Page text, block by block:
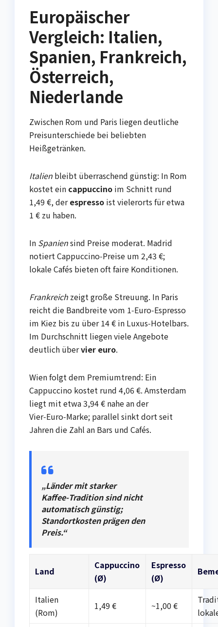
Europäischer
Vergleich: Italien,
Spanien, Frankreich,
Österreich,
Niederlande
Zwischen Rom und Paris liegen deutliche
Preisunterschiede bei beliebten
Heißgetränken.
Italien bleibt überraschend günstig: In Rom
kostet ein cappuccino im Schnitt rund
1,49 €, derespresso ist vielerorts für etwa
1 € zu haben.
In Spaniensind Preise moderat. Madrid
notiert Cappuccino‑Preise um 2,43 €;
lokale Cafés bieten oft faire Konditionen.
Frankreich zeigt große Streuung. In Paris
reicht die Bandbreite vom 1‑Euro‑Espresso
im Kiez bis zu über 14 € in Luxus‑Hotelbars.
Im Durchschnitt liegen viele Angebote
deutlich übervier euro.
Wien folgt dem Premiumtrend: Ein
Cappuccino kostet rund 4,06 €. Amsterdam
liegt mit etwa 3,94 € nahe an der
Vier‑Euro‑Marke; parallel sinkt dort seit
Jahren die Zahl an Bars und Cafés.
„Länder mit starker
Kaffee‑Tradition sind nicht
automatisch günstig;
Standortkosten prägen den
Preis.“
Land
Cappuccino
(Ø)
Espresso
(Ø)
Italien
(Rom)
1,49 € ~1,00 €